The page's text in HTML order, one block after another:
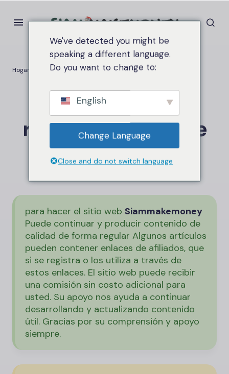
Hogar Descargo de responsabilidad de afiliado
Descargo de
responsabilidad de
afiliado
para hacer el sitio web Siammakemoney
Puede continuar y producir contenido de
calidad de forma regular Algunos artículos
pueden contener enlaces de afiliados, que
si se registra o los utiliza a través de
estos enlaces. El sitio web puede recibir
una comisión sin costo adicional para
usted. Su apoyo nos ayuda a continuar
desarrollando y actualizando contenido
útil. Gracias por su comprensión y apoyo
siempre.
We've detected you might be
speaking a different language.
Do you want to change to:
English
Change Language
Close and do not switch language